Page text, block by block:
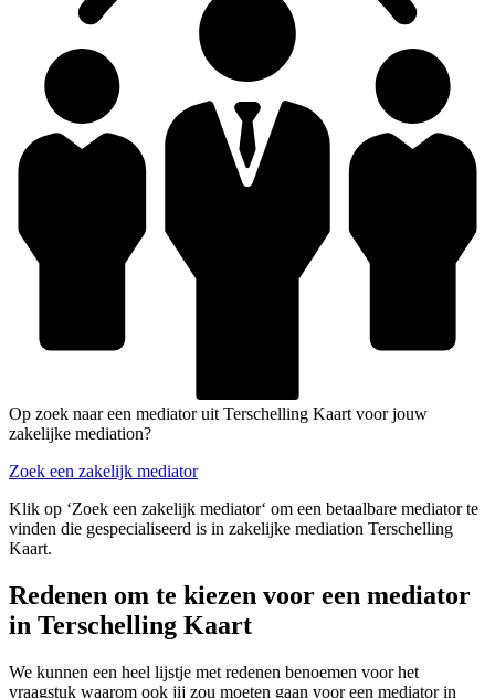
Op zoek naar een mediator uit Terschelling Kaart voor jouw
zakelijke mediation?
Zoek een zakelijk mediator
Klik op ‘Zoek een zakelijk mediator‘ om een betaalbare mediator te
vinden die gespecialiseerd is in zakelijke mediation Terschelling
Kaart.
Redenen om te kiezen voor een mediator
in Terschelling Kaart
We kunnen een heel lijstje met redenen benoemen voor het
vraagstuk waarom ook jij zou moeten gaan voor een mediator in